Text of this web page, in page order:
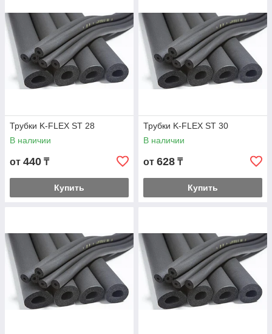
Трубки K-FLEX ST 28
В наличии
от 440 ₸
Купить
Трубки K-FLEX ST 30
В наличии
от 628 ₸
Купить